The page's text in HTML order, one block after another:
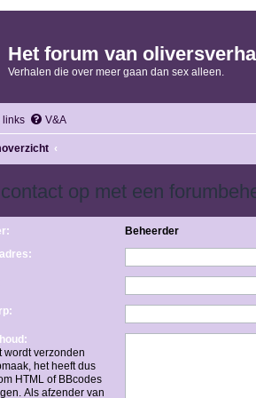
Het forum van
Verhalen die over meer gaan dan sex alleen.
links V&A
op met een
Beheerder
wordt verzonden
het heeft dus
HTML of BBcodes
Als afzender van